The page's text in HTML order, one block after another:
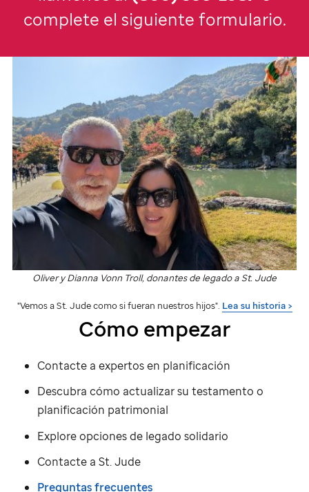
complete el siguiente formulario.
Oliver y Dianna Vonn Troll, donantes de legado aSt. Jude
"Vemos aSt. Judecomo si fueran nuestros hijos". Lea su historia >
Cómo empezar
Contacte a expertos en planificación
Descubra cómo actualizar su testamento o
planificación patrimonial
Explore opciones de legado solidario
Contacte a St. Jude
Preguntas frecuentes